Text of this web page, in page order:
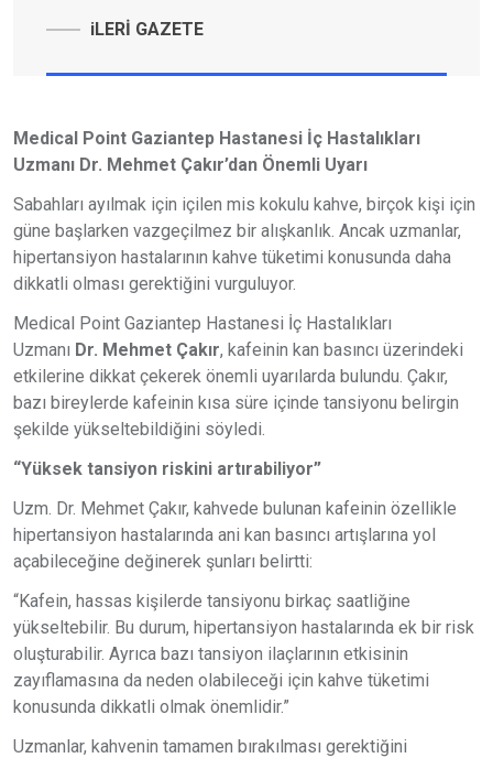
iLERİ GAZETE
Medical Point Gaziantep Hastanesi İç Hastalıkları
Uzmanı Dr. Mehmet Çakır’dan Önemli Uyarı
Sabahları ayılmak için içilen mis kokulu kahve, birçok kişi için
güne başlarken vazgeçilmez bir alışkanlık. Ancak uzmanlar,
hipertansiyon hastalarının kahve tüketimi konusunda daha
dikkatli olması gerektiğini vurguluyor.
Medical Point Gaziantep Hastanesi İç Hastalıkları
Uzmanı Dr. Mehmet Çakır, kafeinin kan basıncı üzerindeki
etkilerine dikkat çekerek önemli uyarılarda bulundu. Çakır,
bazı bireylerde kafeinin kısa süre içinde tansiyonu belirgin
şekilde yükseltebildiğini söyledi.
“Yüksek tansiyon riskini artırabiliyor”
Uzm. Dr. Mehmet Çakır, kahvede bulunan kafeinin özellikle
hipertansiyon hastalarında ani kan basıncı artışlarına yol
açabileceğine değinerek şunları belirtti:
“Kafein, hassas kişilerde tansiyonu birkaç saatliğine
yükseltebilir. Bu durum, hipertansiyon hastalarında ek bir risk
oluşturabilir. Ayrıca bazı tansiyon ilaçlarının etkisinin
zayıflamasına da neden olabileceği için kahve tüketimi
konusunda dikkatli olmak önemlidir.”
Uzmanlar, kahvenin tamamen bırakılması gerektiğini